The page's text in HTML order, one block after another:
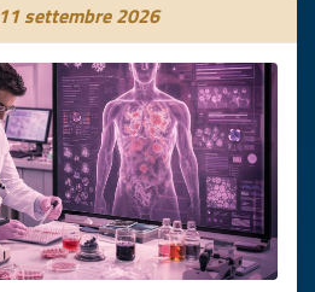
11 settembre 2026